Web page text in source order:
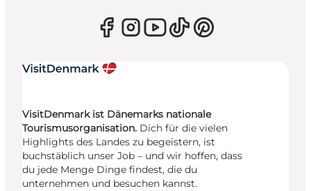
VisitDenmark ist Dänemarks nationale
Tourismusorganisation. Dich für die vielen
Highlights des Landes zu begeistern, ist
buchstäblich unser Job – und wir hoffen, dass
du jede Menge Dinge findest, die du
unternehmen und besuchen kannst.